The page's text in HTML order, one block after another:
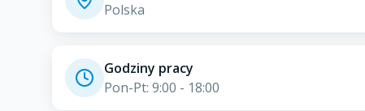
Polska
Godziny pracy
Pon-Pt: 9:00 - 18:00